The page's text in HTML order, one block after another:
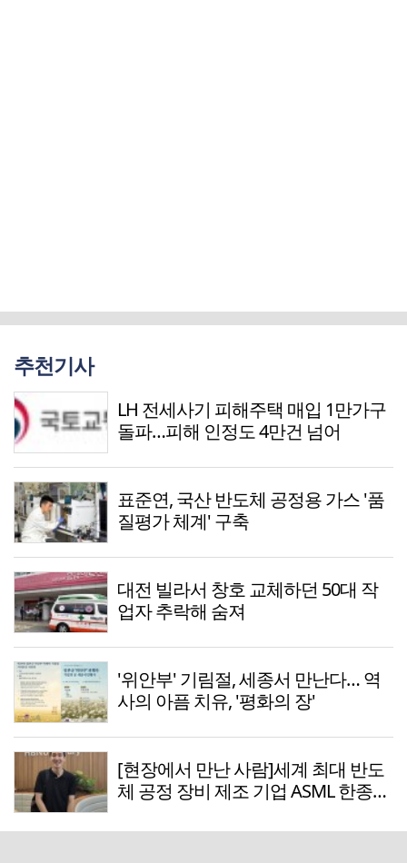
추천기사
LH 전세사기 피해주택 매입 1만가구
돌파…피해 인정도 4만건 넘어
표준연, 국산 반도체 공정용 가스 '품
질평가 체계' 구축
대전 빌라서 창호 교체하던 50대 작
업자 추락해 숨져
'위안부' 기림절, 세종서 만난다… 역
사의 아픔 치유, '평화의 장'
[현장에서 만난 사람]세계 최대 반도
체 공정 장비 제조 기업 ASML 한종호